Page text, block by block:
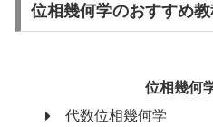
位相幾何学のおすすめ
位相幾何
代数位相幾何学